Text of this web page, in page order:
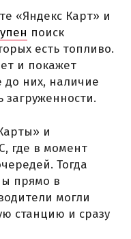
«Яндекс Карт» и
поиск
есть топливо.
и покажет
до них, наличие
загруженности.
и
где в момент
Тогда
прямо в
могли
станцию и сразу